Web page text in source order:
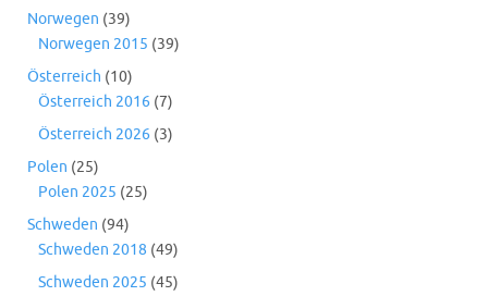
Norwegen (39)
Norwegen 2015 (39)
Österreich (10)
Österreich 2016 (7)
Österreich 2026 (3)
Polen (25)
Polen 2025 (25)
Schweden (94)
Schweden 2018 (49)
Schweden 2025 (45)